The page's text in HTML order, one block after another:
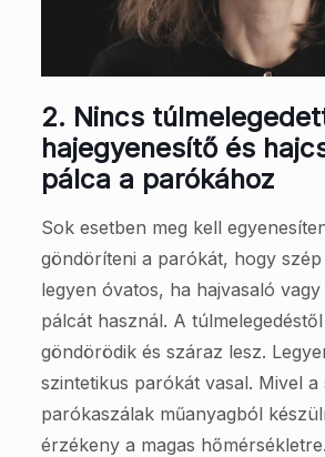
2. Nincs
hajegyenesítő és
pálca a parókához
Sok esetben meg kell
göndöríteni a parókát, hogy szép
legyen óvatos, ha hajvasaló
pálcát használ. A
göndörödik és száraz lesz.
szintetikus parókát vasal. Mivel a
parókaszálak műanyagból
érzékeny a magas